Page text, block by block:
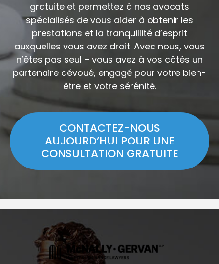
gratuite et permettez à nos avocats
spécialisés de vous aider à obtenir les
prestations et la tranquillité d’esprit
auxquelles vous avez droit. Avec nous, vous
n’êtes pas seul – vous avez à vos côtés un
partenaire dévoué, engagé pour votre bien-
être et votre sérénité.
CONTACTEZ-NOUS
AUJOURD’HUI POUR UNE
CONSULTATION GRATUITE